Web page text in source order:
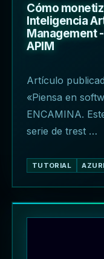
Cómo
Inteligencia
Management
APIM
Artículo
«Piensa en
ENCAMINA.
serie de trest …
TUTORIAL